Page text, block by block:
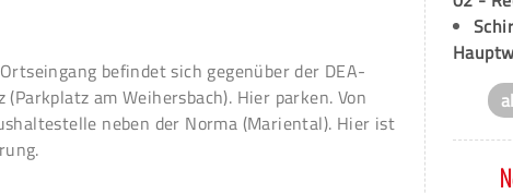
befindet sich gegenüber der DEA-
am Weihersbach). Hier parken. Von
neben der Norma (Mariental). Hier ist